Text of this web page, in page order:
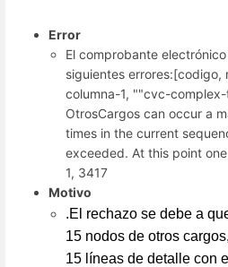
Error
El comprobante
siguientes errores:[codigo,
columna-1, ""cvc-
OtrosCargos can occur a
times in the current
exceeded. At this point
1, 3417
Motivo
.El rechazo se debe a
15 nodos de otros
15 líneas de detalle con